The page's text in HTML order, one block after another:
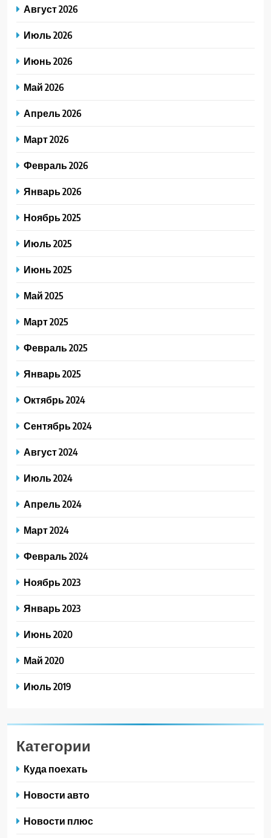
Август 2026
Июль 2026
Июнь 2026
Май 2026
Апрель 2026
Март 2026
Февраль 2026
Январь 2026
Ноябрь 2025
Июль 2025
Июнь 2025
Май 2025
Март 2025
Февраль 2025
Январь 2025
Октябрь 2024
Сентябрь 2024
Август 2024
Июль 2024
Апрель 2024
Март 2024
Февраль 2024
Ноябрь 2023
Январь 2023
Июнь 2020
Май 2020
Июль 2019
Категории
Куда поехать
Новости авто
Новости плюс